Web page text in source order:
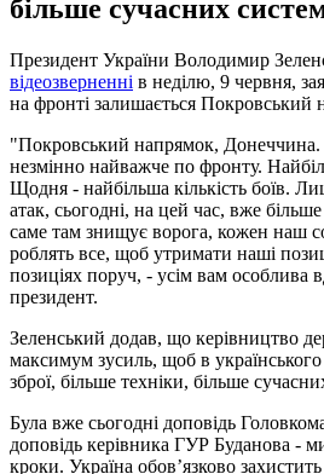
більше сучасних
Президент України Володимир
відеозверненні в неділю, 9 червня,
на фронті залишається Покровський
"Покровський напрямок,
незмінно найважче по фронту.
Щодня - найбільша кількість боїв.
атак, сьогодні, на цей час, вже
саме там знищує ворога, кожен наш
роблять все, щоб утримати наші
позиціях поруч, - усім вам особлива
президент.
Зеленський додав, що керівництво
максимум зусиль, щоб в українського
зброї, більше техніки, більше
Була вже сьогодні доповідь
доповідь керівника ГУР Буданова -
кроки. Україна обов’язково